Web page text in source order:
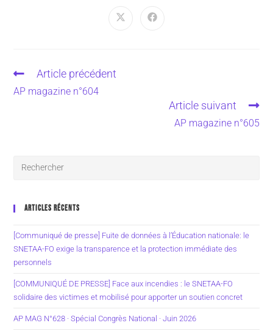
Article précédent
AP magazine n°604
Article suivant
AP magazine n°605
ARTICLES RÉCENTS
[Communiqué de presse] Fuite de données à l’Éducation nationale: le
SNETAA-FO exige la transparence et la protection immédiate des
personnels
[COMMUNIQUÉ DE PRESSE] Face aux incendies : le SNETAA-FO
solidaire des victimes et mobilisé pour apporter un soutien concret
AP MAG N°628 · Spécial Congrès National · Juin 2026